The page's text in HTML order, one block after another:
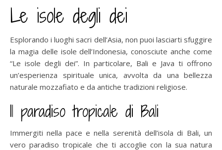
Le isole degli dei
Esplorando i luoghi sacri dell’Asia, non puoi lasciarti sfuggire
la magia delle isole dell’Indonesia, conosciute anche come
“Le isole degli dei”. In particolare, Bali e Java ti offrono
un’esperienza spirituale unica, avvolta da una bellezza
naturale mozzafiato e da antiche tradizioni religiose.
Il paradiso tropicale di Bali
Immergiti nella pace e nella serenità dell’isola di Bali, un
vero paradiso tropicale che ti accoglie con la sua natura